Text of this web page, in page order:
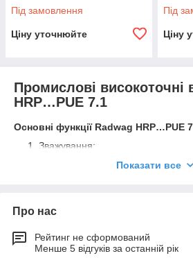
Під замовлення
Ціну уточнюйте
Під
Ціну
Промислові високоточні
HRP…PUE 7.1
Основні функції Radwag HRP…PUE
Зважування;
Контрольне зважування;
Визначення щільності.
Показати все
Про нас
Рейтинг не сформований
Менше 5 відгуків за останній рік